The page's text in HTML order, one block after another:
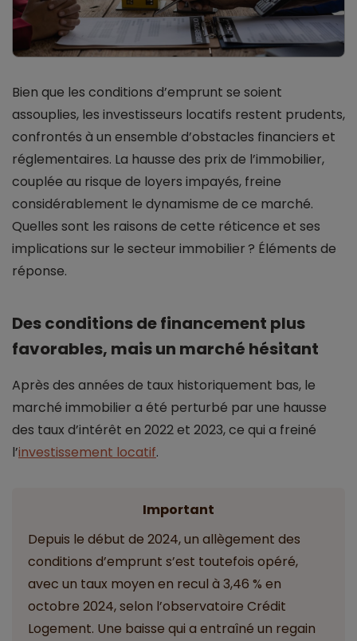
Bien que les conditions d’emprunt se soient
assouplies, les investisseurs locatifs restent prudents,
confrontés à un ensemble d’obstacles financiers et
réglementaires. La hausse des prix de l’immobilier,
couplée au risque de loyers impayés, freine
considérablement le dynamisme de ce marché.
Quelles sont les raisons de cette réticence et ses
implications sur le secteur immobilier ? Éléments de
réponse.
Des conditions de financement plus
favorables, mais un marché hésitant
Après des années de taux historiquement bas, le
marché immobilier a été perturbé par une hausse
des taux d’intérêt en 2022 et 2023, ce qui a freiné
l’investissement locatif.
Important
Depuis le début de 2024, un allègement des
conditions d’emprunt s’est toutefois opéré,
avec un taux moyen en recul à 3,46 % en
octobre 2024, selon l’observatoire Crédit
Logement. Une baisse qui a entraîné un regain